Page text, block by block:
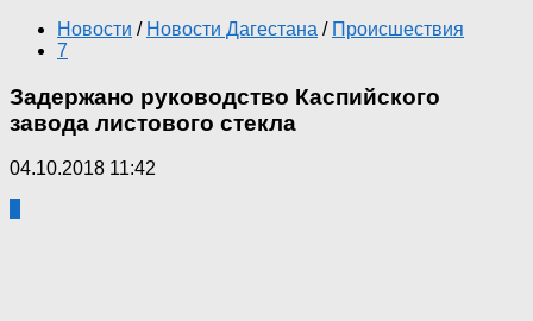
Новости / Новости Дагестана / Происшествия
7
Задержано руководство Каспийского
завода листового стекла
04.10.2018 11:42